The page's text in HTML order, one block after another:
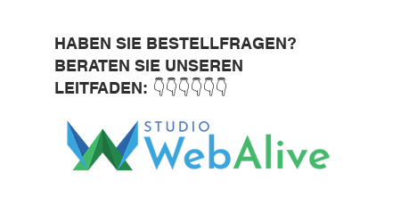
HABEN SIE BESTELLFRAGEN?
BERATEN SIE UNSEREN
LEITFADEN: 👇👇👇👇👇👇